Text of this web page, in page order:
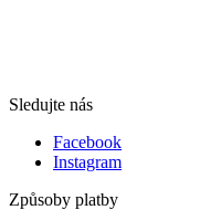
Sledujte nás
Facebook
Instagram
Způsoby platby